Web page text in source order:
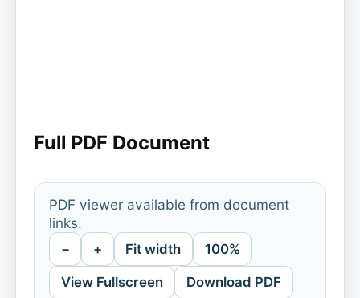
Full PDF Document
PDF viewer available from document
links.
− + Fit width 100%
View Fullscreen Download PDF